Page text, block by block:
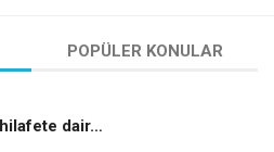
POPÜLER KONULAR
dair…